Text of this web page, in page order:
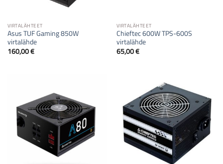
VIRTALÄHTEET
Asus TUF Gaming 850W
virtalähde
160,00€
VIRTALÄHTEET
Chieftec 600W TPS-600S
virtalähde
65,00€